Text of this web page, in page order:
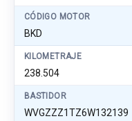
CÓDIGO MOTOR
BKD
KILOMETRAJE
238.504
BASTIDOR
WVGZZZ1TZ6W132139